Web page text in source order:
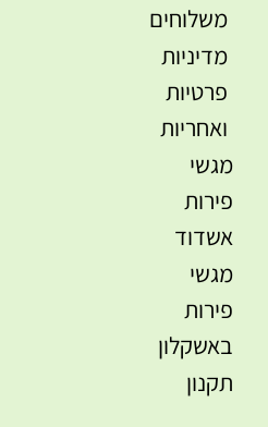
משלוחים
מדיניות
פרטיות
ואחריות
מגשי
פירות
אשדוד
מגשי
פירות
באשקלון
תקנון